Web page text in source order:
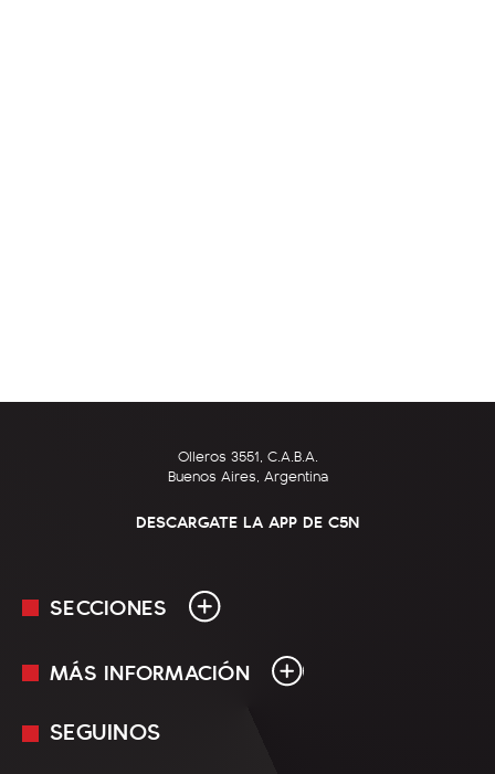
Olleros 3551, C.A.B.A.
Buenos Aires, Argentina
DESCARGATE LA APP DE C5N
SECCIONES
En Vivo
MÁS INFORMACIÓN
Mediakit
SEGUINOS